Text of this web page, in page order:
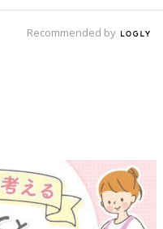
Recommended by